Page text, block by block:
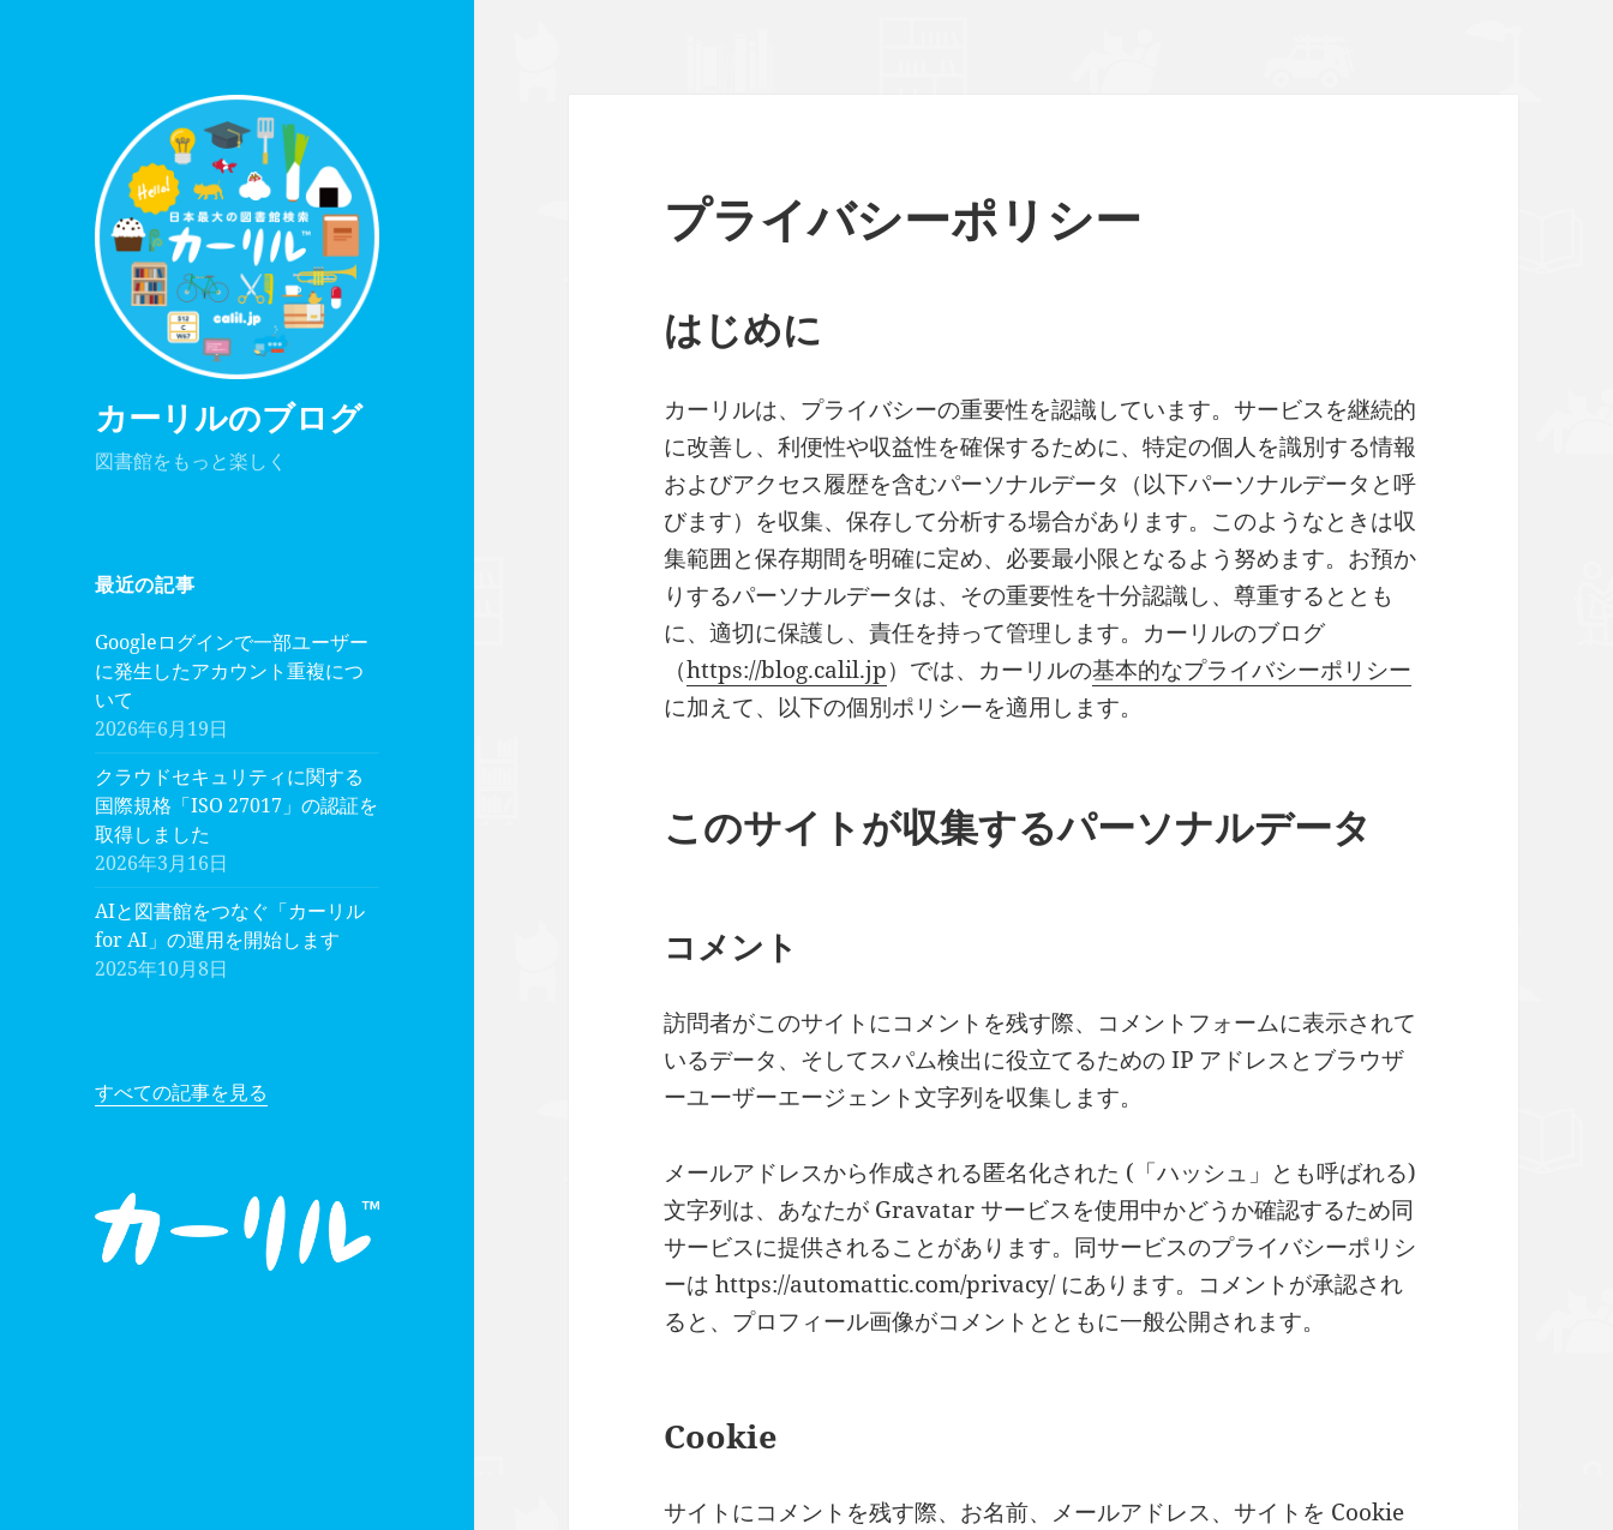
カーリルのブログ
図書館をもっと楽しく
最近の記事
Googleログインで一部ユーザー
に発生したアカウント重複につ
いて
2026年6月19日
クラウドセキュリティに関する
国際規格「ISO 27017」の認証を
取得しました
2026年3月16日
AIと図書館をつなぐ「カーリル
for AI」の運用を開始します
2025年10月8日
すべての記事を見る
プライバシーポリシー
はじめに
カーリルは、プライバシーの重要性を認識しています。サービスを継続的
に改善し、利便性や収益性を確保するために、特定の個人を識別する情報
およびアクセス履歴を含むパーソナルデータ（以下パーソナルデータと呼
びます）を収集、保存して分析する場合があります。このようなときは収
集範囲と保存期間を明確に定め、必要最小限となるよう努めます。お預か
りするパーソナルデータは、その重要性を十分認識し、尊重するととも
に、適切に保護し、責任を持って管理します。カーリルのブログ
（https://blog.calil.jp）では、カーリルの基本的なプライバシーポリシー
に加えて、以下の個別ポリシーを適用します。
このサイトが収集するパーソナルデータ
コメント
訪問者がこのサイトにコメントを残す際、コメントフォームに表示されて
いるデータ、そしてスパム検出に役立てるための IP アドレスとブラウザ
ーユーザーエージェント文字列を収集します。
メールアドレスから作成される匿名化された (「ハッシュ」とも呼ばれる)
文字列は、あなたが Gravatar サービスを使用中かどうか確認するため同
サービスに提供されることがあります。同サービスのプライバシーポリシ
ーは https://automattic.com/privacy/ にあります。コメントが承認され
ると、プロフィール画像がコメントとともに一般公開されます。
Cookie
サイトにコメントを残す際、お名前、メールアドレス、サイトを Cookie